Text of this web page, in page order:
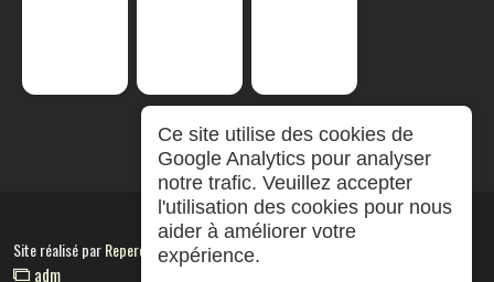
Site réalisé parRepereCom
adm
Ce site utilise des cookies de
Google Analytics pour analyser
notre trafic. Veuillez accepter
l'utilisation des cookies pour nous
aider à améliorer votre
expérience.